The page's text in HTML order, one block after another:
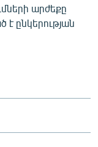
արժեքը
է ընկերության